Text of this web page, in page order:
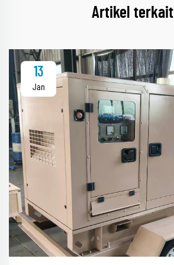
Artikel terkait
13
Jan